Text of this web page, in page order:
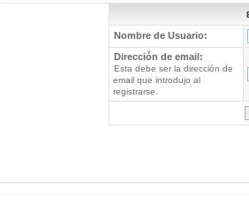
Nombre de Usuario:
Dirección de email:
Esta debe ser la dirección de
email que introdujo al
registrarse.